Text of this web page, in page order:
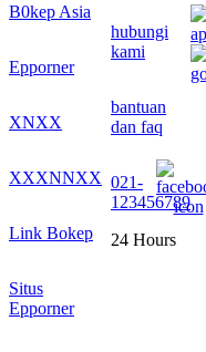
B0kep Asia
Epporner
XNXX
XXXNNXX
Link Bokep
Situs
Epporner
hubungi
kami
bantuan
dan faq
021-
123456789
24 Hours